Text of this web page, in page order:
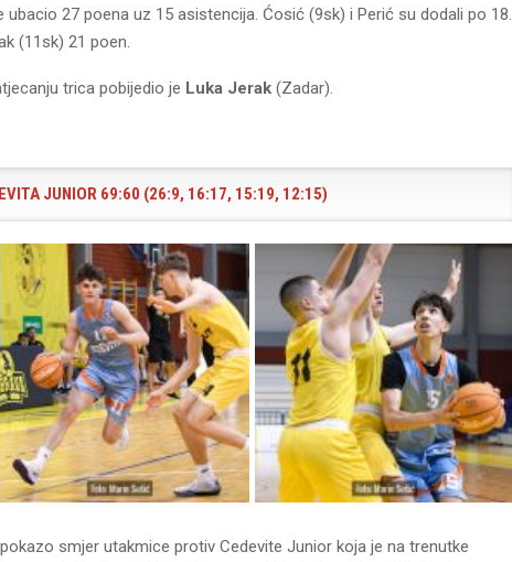
27 poena uz 15 asistencija. Ćosić (9sk) i Perić su dodali po 18.
(11sk) 21 poen.
trica pobijedio je Luka Jerak (Zadar).
JUNIOR 69:60 (26:9, 16:17, 15:19, 12:15)
smjer utakmice protiv Cedevite Junior koja je na trenutke